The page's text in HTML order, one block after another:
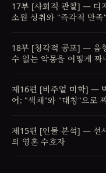
17부 [사회적 관찰] — 디
소원 성취와 "즉각적 만
18부 [청각적 공포] — 음
수 없는 악몽을 어떻게 짜
제16편 [비주얼 미학] —
어: "색채"와 "대칭"으로
제15편 [인물 분석] — 선
의 영혼 수호자